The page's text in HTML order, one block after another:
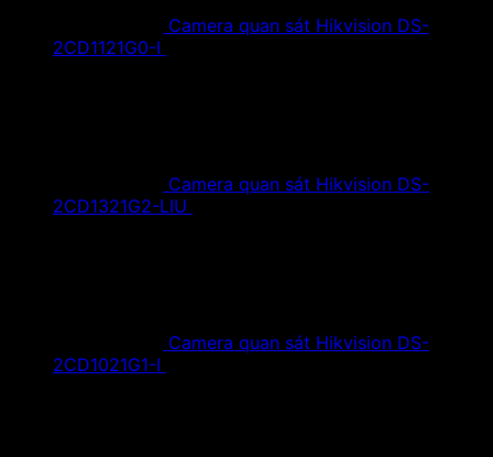
Camera quan sát Hikvision DS-
2CD1121G0-I
Camera quan sát Hikvision DS-
2CD1321G2-LIU
Camera quan sát Hikvision DS-
2CD1021G1-I